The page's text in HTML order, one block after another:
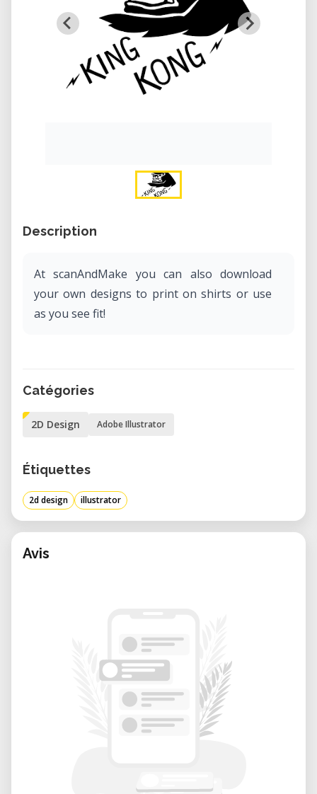
Description
At scanAndMake you can also download
your own designs to print on shirts or use
as you see fit!
Catégories
2D Design Adobe Illustrator
Étiquettes
2d design illustrator
Avis